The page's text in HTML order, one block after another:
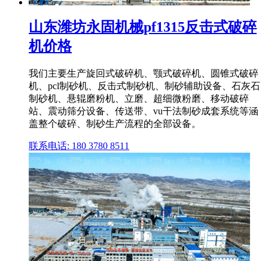
山东潍坊永固机械pf1315反击式破碎
机价格
我们主要生产旋回式破碎机、颚式破碎机、圆锥式破碎
机、pcl制砂机、反击式制砂机、制砂辅助设备、石灰石
制砂机、悬辊磨粉机、立磨、超细微粉磨、移动破碎
站、震动筛分设备、传送带、vu干法制砂成套系统等涵
盖整个破碎、制砂生产流程的全部设备。
联系电话: 180 3780 8511